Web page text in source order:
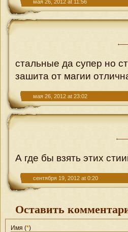
мая 26, 2012 at 11:56
стальные да супер но
зашита от магии
мая 26, 2012 at 23:02
А где бы взять этих
сентября 19, 2012 at 0:20
Оставить
Имя (*)